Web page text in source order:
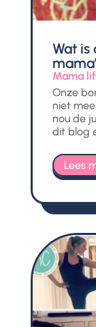
Wat
Mama
Onze
niet
nou de
dit blog
Lees